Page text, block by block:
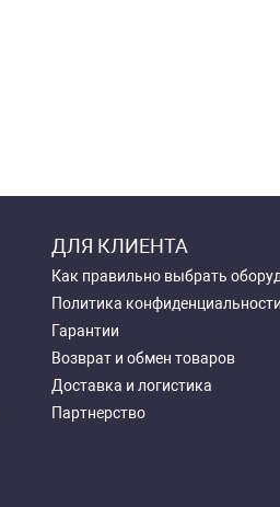
ДЛЯ КЛИЕНТА
Как правильно выбрать
Политика
Гарантии
Возврат и обмен товаров
Доставка и логистика
Партнерство